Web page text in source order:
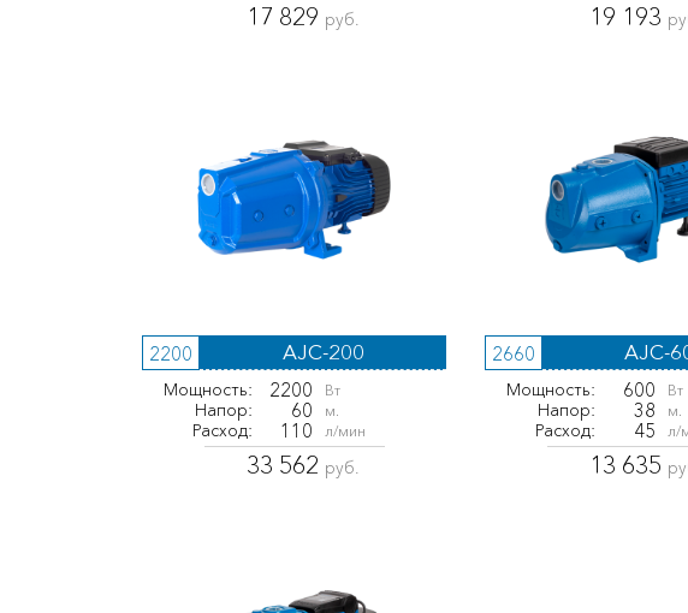
17 829 руб. 19 193
2200 AJC-200
Мощность: 2200 Вт
Напор: 60 м.
Расход: 110 л/мин
33 562 руб.
2660 AJC-
Мощность: 600 Вт
Напор: 38 м.
Расход: 45 л/
13 635